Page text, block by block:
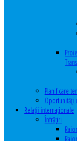
Planificare
Oportunităţi
Relaţii internaţionale
Înfrăţiri